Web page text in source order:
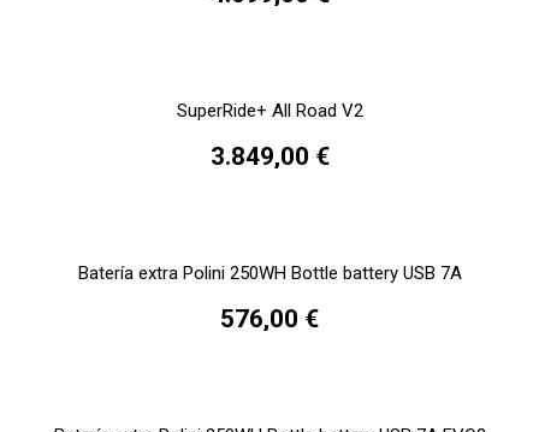
SuperRide+ All Road V2
3.849,00 €
Batería extra Polini 250WH Bottle battery USB 7A
576,00 €